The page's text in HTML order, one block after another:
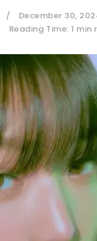
December 30,
Reading Time: 1 min